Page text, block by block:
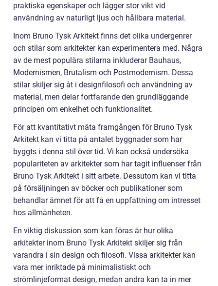
praktiska egenskaper och lägger stor vikt vid
användning av naturligt ljus och hållbara material.
Inom Bruno Tysk Arkitekt finns det olika undergenrer
och stilar som arkitekter kan experimentera med. Några
av de mest populära stilarna inkluderar Bauhaus,
Modernismen, Brutalism och Postmodernism. Dessa
stilar skiljer sig åt i designfilosofi och användning av
material, men delar fortfarande den grundläggande
principen om enkelhet och funktionalitet.
För att kvantitativt mäta framgången för Bruno Tysk
Arkitekt kan vi titta på antalet byggnader som har
byggts i denna stil över tid. Vi kan också undersöka
populariteten av arkitekter som har tagit influenser från
Bruno Tysk Arkitekt i sitt arbete. Dessutom kan vi titta
på försäljningen av böcker och publikationer som
behandlar ämnet för att få en uppfattning om intresset
hos allmänheten.
En viktig diskussion som kan föras är hur olika
arkitekter inom Bruno Tysk Arkitekt skiljer sig från
varandra i sin design och filosofi. Vissa arkitekter kan
vara mer inriktade på minimalistiskt och
strömlinjeformat design, medan andra kan ta in mer